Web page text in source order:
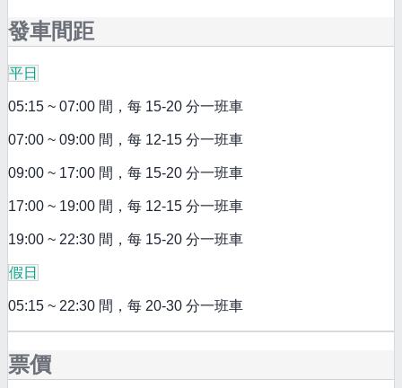
發車間距
平日
05:15 ~ 07:00 間，每 15-20 分一班車
07:00 ~ 09:00 間，每 12-15 分一班車
09:00 ~ 17:00 間，每 15-20 分一班車
17:00 ~ 19:00 間，每 12-15 分一班車
19:00 ~ 22:30 間，每 15-20 分一班車
假日
05:15 ~ 22:30 間，每 20-30 分一班車
票價